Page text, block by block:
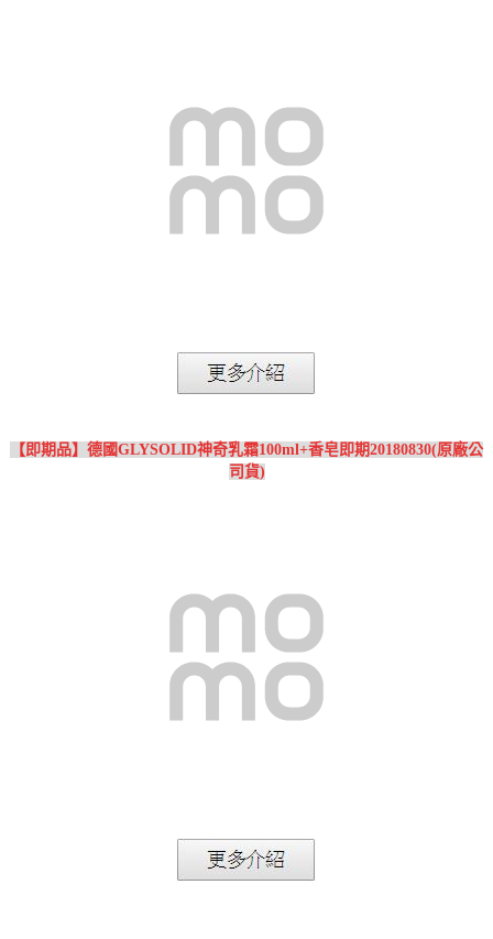
【即期品】德國GLYSOLID神奇乳霜100ml+香皂即期20180830(原廠公
司貨)